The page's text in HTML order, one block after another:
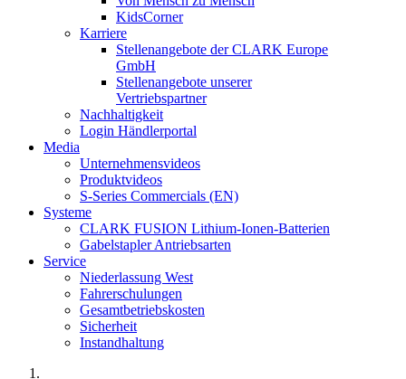
KidsCorner
Karriere
Stellenangebote der CLARK Europe
GmbH
Stellenangebote unserer
Vertriebspartner
Nachhaltigkeit
Login Händlerportal
Media
Unternehmensvideos
Produktvideos
S-Series Commercials (EN)
Systeme
CLARK FUSION Lithium-Ionen-Batterien
Gabelstapler Antriebsarten
Service
Niederlassung West
Fahrerschulungen
Gesamtbetriebskosten
Sicherheit
Instandhaltung